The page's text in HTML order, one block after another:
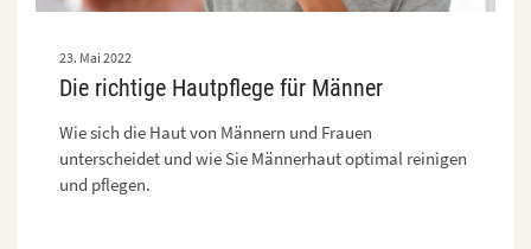
Die richtige Hautpflege für Männer
23. Mai 2022
Wie sich die Haut von Männern und Frauen
unterscheidet und wie Sie Männerhaut optimal reinigen
und pflegen.